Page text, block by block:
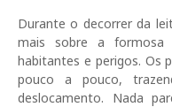
Durante o decorrer da
mais sobre a
habitantes e perigos. Os
pouco a pouco,
deslocamento. Nada